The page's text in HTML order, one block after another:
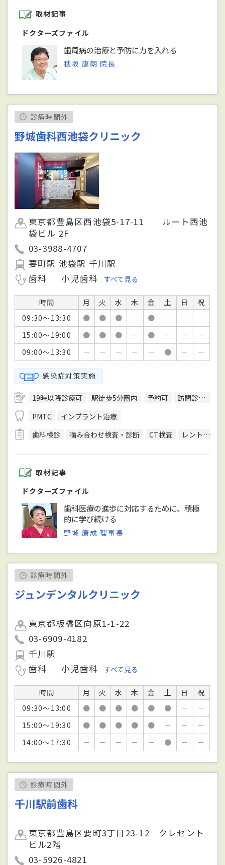
取材記事
ドクターズファイル
歯周病の治療と予防に力を入れる
穂坂 康朗 院長
診療時間外
野城歯科西池袋クリニック
東京都豊島区西池袋5-17-11 ルート西池
袋ビル 2F
03-3988-4707
要町駅 池袋駅 千川駅
歯科
小児歯科 すべて見る
時間 月 火 水 木 金 土 日
祝
09:30～13:30
● ● ● － ● － －
－
15:00～19:00
● ● ● － ● － －
－
09:00～13:30
－ － － － － ● － －
感染症対策実施
19時以降診療可 駅徒歩5分圏内 予約可 訪問診療可
PMTC
インプラント治療
歯科検診
噛み合わせ検査・診断 CT検査 レントゲン検査
取材記事
ドクターズファイル
歯科医療の進歩に対応するために、積極
的に学び続ける
野城 康成 理事長
診療時間外
ジュンデンタルクリニック
東京都板橋区向原1-1-22
03-6909-4182
千川駅
歯科
小児歯科 すべて見る
時間 月 火 水 木 金 土 日
祝
09:30～13:00
● ● ● ● ● ● －
－
15:00～19:30
● ● ● ● ● － －
－
14:00～17:30
－ － － － － ● － －
診療時間外
千川駅前歯科
東京都豊島区要町3丁目23-12 クレセント
ビル2階
03-5926-4821